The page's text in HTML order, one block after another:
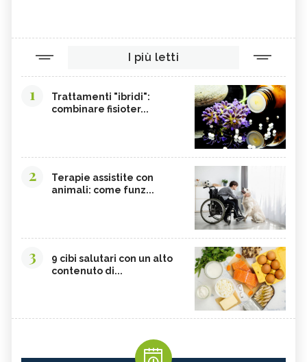
I più letti
1
Trattamenti "ibridi":
combinare fisioter...
2
Terapie assistite con
animali: come funz...
3
9 cibi salutari con un alto
contenuto di...